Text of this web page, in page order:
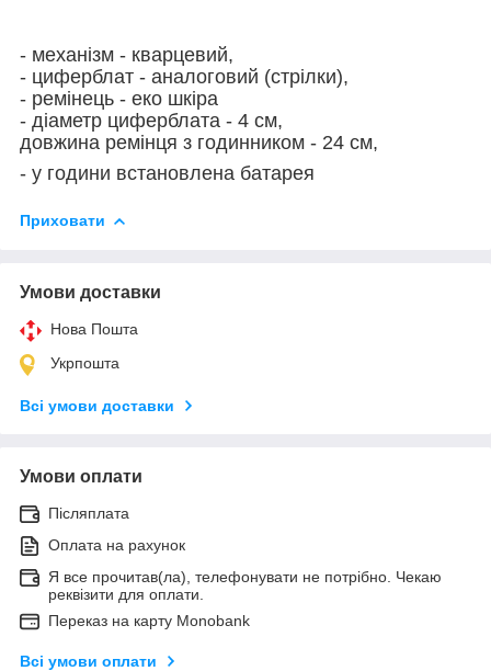
- механізм - кварцевий,
- циферблат - аналоговий (стрілки),
- ремінець - еко шкіра
- діаметр циферблата - 4 см,
довжина ремінця з годинником - 24 см,
- у години встановлена батарея
Приховати
Умови доставки
Нова Пошта
Укрпошта
Всі умови доставки
Умови оплати
Післяплата
Оплата на рахунок
Я все прочитав(ла), телефонувати не потрібно. Чекаю
реквізити для оплати.
Переказ на карту Monobank
Всі умови оплати